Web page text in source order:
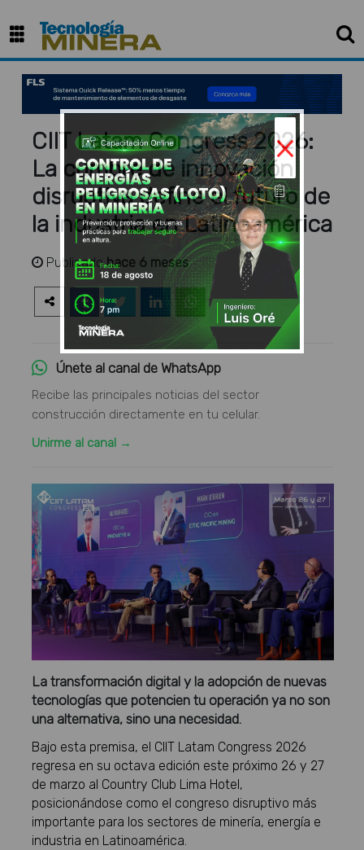
CIIT Latam Congress 2026:
La cumbre de innovación
disruptiva define el futuro de
la industria en Latinoamérica
Publicadohace 6 meses
Únete al canal de WhatsApp
Recibe las principales noticias del sector
construcción directamente en tu celular.
Unirme al canal →
La transformación digital y la adopción de nuevas
tecnologías que potencien tu operación ya no son
una alternativa, sino una necesidad.
Bajo esta premisa, el CIIT Latam Congress 2026
regresa en su octava edición este próximo 26 y 27
de marzo al Country Club Lima Hotel,
posicionándose como el congreso disruptivo más
importante para los sectores de minería, energía e
industria en Latinoamérica.
×